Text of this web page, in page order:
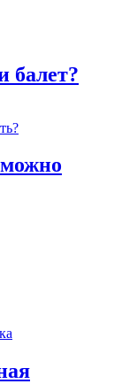
балет?